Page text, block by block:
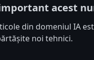
acest
din domeniul IA
noi tehnici.